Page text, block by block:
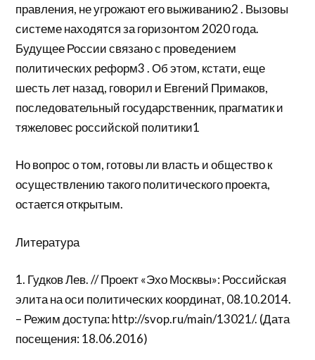
правления, не угрожают его выживанию2 . Вызовы
системе находятся за горизонтом 2020 года.
Будущее России связано с проведением
политических реформ3 . Об этом, кстати, еще
шесть лет назад, говорил и Евгений Примаков,
последовательный государственник, прагматик и
тяжеловес российской политики1
Но вопрос о том, готовы ли власть и общество к
осуществлению такого политического проекта,
остается открытым.
Литература
1. Гудков Лев. // Проект «Эхо Москвы»: Российская
элита на оси политических координат, 08.10.2014.
– Режим доступа: http://svop.ru/main/13021/. (Дата
посещения: 18.06.2016)